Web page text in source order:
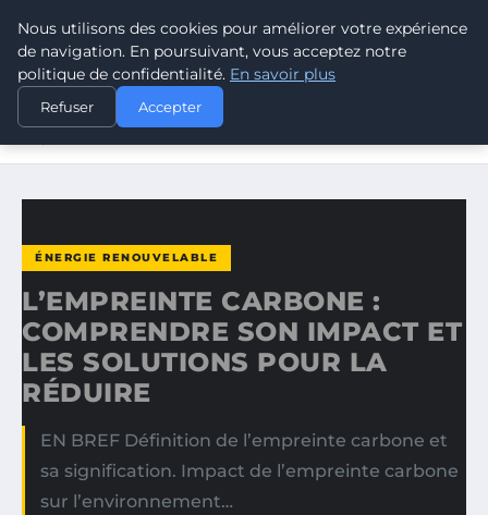
CLIMATE RESPONSE BLOG
ACCUEIL
ÉNERGIE RENOUVELABLE
L’EMPREINTE CARBONE : COMPRENDRE SON IMPACT ET
ÉNERGIE RENOUVELABLE
L’EMPREINTE CARBONE :
COMPRENDRE SON IMPACT ET
LES SOLUTIONS POUR LA
RÉDUIRE
EN BREF Définition de l’empreinte carbone et
sa signification. Impact de l’empreinte carbone
sur l’environnement…
Nous utilisons des cookies pour améliorer votre expérience
de navigation. En poursuivant, vous acceptez notre
politique de confidentialité. En savoir plus
Refuser Accepter